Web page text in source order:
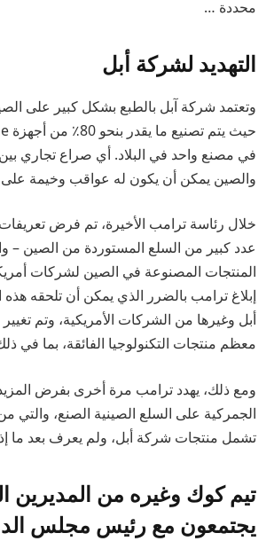
محددة …
التهديد لشركة أبل
وتعتمد شركة آبل بالطبع بشكل كبير على
في مصنع واحد في البلاد. أي صراع تجاري بين
والصين يمكن أن يكون له عواقب وخيمة على
خلال رئاسة ترامب الأخيرة، تم فرض تعريفات
عدد كبير من السلع المستوردة من الصين –
المنتجات المصنوعة في الصين لشركات
إبلاغ ترامب بالضرر الذي يمكن أن تلحقه
أبل وغيرها من الشركات الأمريكية، وتم
معظم منتجات التكنولوجيا الفائقة، بما في
ومع ذلك، يهدد ترامب مرة أخرى بفرض
الجمركية على السلع الصينية الصنع، والتي
تشمل منتجات شركة أبل، ولم يعرف بعد ما
تيم كوك وغيره من المديرين
يجتمعون مع رئيس مجلس